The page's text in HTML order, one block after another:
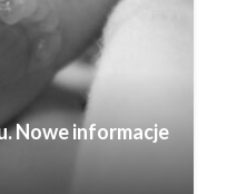
Nowe informacje